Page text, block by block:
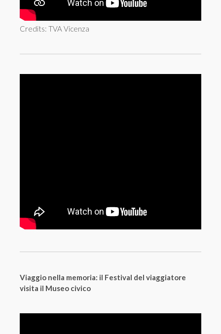
Credits: TVA Vicenza
Viaggio nella memoria: il Festival del viaggiatore
visita il Museo civico